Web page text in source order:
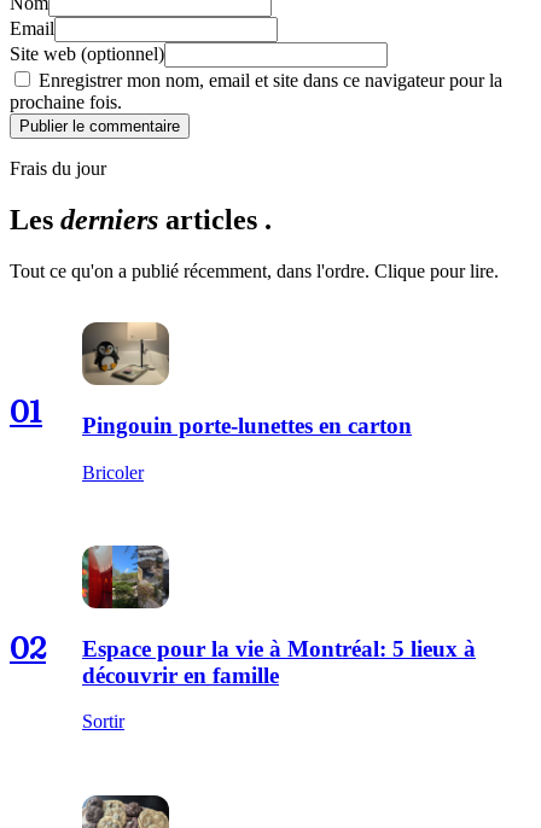
Email
Site web (optionnel)
Enregistrer mon nom, email et site dans ce navigateur pour la
prochaine fois.
Publier le commentaire
Frais du jour
Les derniers articles .
Tout ce qu'on a publié récemment, dans l'ordre. Clique pour lire.
01 Pingouin porte-lunettes en carton
Bricoler
02
Espace pour la vie à Montréal: 5 lieux à
découvrir en famille
Sortir